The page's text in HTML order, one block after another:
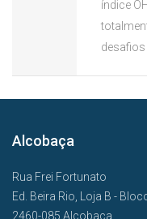
índice
desafios
Alcobaça
Rua Frei Fortunato
Ed. Beira Rio, Loja B -
2460-085 Alcobaça